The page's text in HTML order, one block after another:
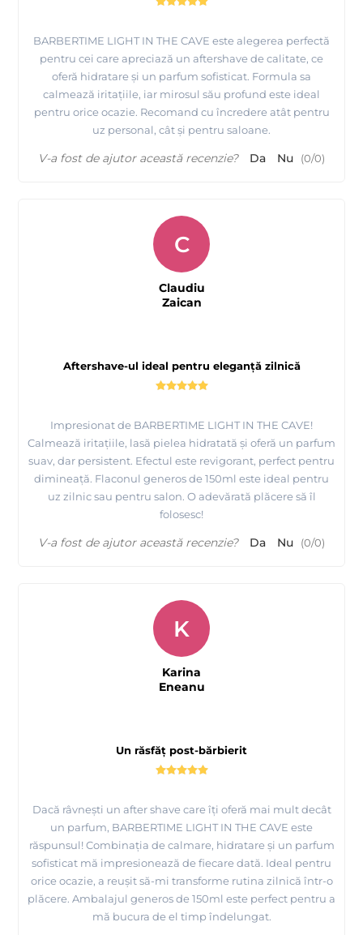
BARBERTIME LIGHT IN THE CAVE este alegerea perfectă
pentru cei care apreciază un aftershave de calitate, ce
oferă hidratare și un parfum sofisticat. Formula sa
calmează iritațiile, iar mirosul său profund este ideal
pentru orice ocazie. Recomand cu încredere atât pentru
uz personal, cât și pentru saloane.
V-a fost de ajutor această recenzie? Da Nu (0/0)
Aftershave-ul ideal pentru eleganță zilnică
Impresionat de BARBERTIME LIGHT IN THE CAVE!
Calmează iritațiile, lasă pielea hidratată și oferă un parfum
suav, dar persistent. Efectul este revigorant, perfect pentru
dimineață. Flaconul generos de 150ml este ideal pentru
uz zilnic sau pentru salon. O adevărată plăcere să îl
folosesc!
C
Claudiu
Zaican
V-a fost de ajutor această recenzie? Da Nu (0/0)
Un răsfăț post-bărbierit
Dacă râvnești un after shave care îți oferă mai mult decât
un parfum, BARBERTIME LIGHT IN THE CAVE este
răspunsul! Combinația de calmare, hidratare și un parfum
sofisticat mă impresionează de fiecare dată. Ideal pentru
orice ocazie, a reușit să-mi transforme rutina zilnică într-o
plăcere. Ambalajul generos de 150ml este perfect pentru a
mă bucura de el timp îndelungat.
K
Karina
Eneanu